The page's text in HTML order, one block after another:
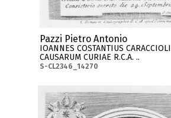
Pazzi Pietro Antonio
IOANNES COSTANTIUS CARACCIOLI
CAUSARUM CURIAE R.C.A. ..
S-CL2346_14270